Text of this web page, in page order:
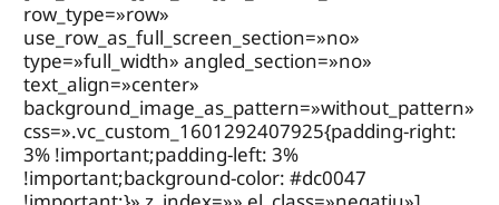
row_type=»row»
use_row_as_full_screen_section=»no»
type=»full_width» angled_section=»no»
text_align=»center»
background_image_as_pattern=»without_pattern»
css=».vc_custom_1601292407925{padding-right:
3% !important;padding-left: 3%
!important;background-color: #dc0047